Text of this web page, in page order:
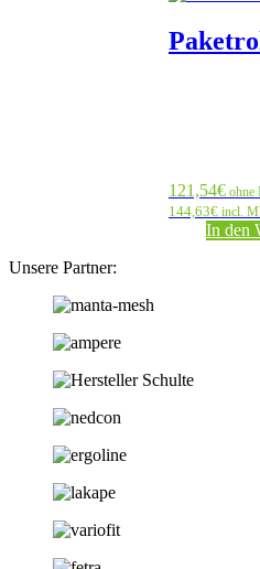
121,54€ ohne
144,63€ incl.
In den
Unsere Partner: